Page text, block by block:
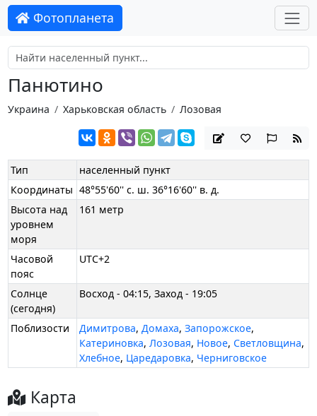
Фотопланета
Панютино
Украина Харьковская область Лозовая
Тип
населенный пункт
Координаты 48°55'60'' с. ш. 36°16'60'' в. д.
Высота над
уровнем
моря
161 метр
Часовой
пояс
UTC+2
Солнце
(сегодня)
Восход - 04:15, Заход - 19:05
Поблизости Димитрова,Домаха,Запорожское,
Катериновка,Лозовая, Новое, Светловщина,
Хлебное, Царедаровка, Черниговское
Карта